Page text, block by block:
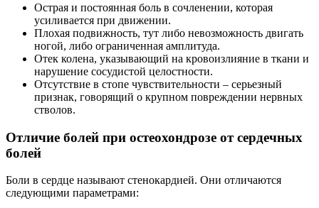
Острая и постоянная боль в сочленении, которая
усиливается при движении.
Плохая подвижность, тут либо невозможность двигать
ногой, либо ограниченная амплитуда.
Отек колена, указывающий на кровоизлияние в ткани и
нарушение сосудистой целостности.
Отсутствие в стопе чувствительности ‒ серьезный
признак, говорящий о крупном повреждении нервных
стволов.
Отличие болей при остеохондрозе от сердечных
болей
Боли в сердце называют стенокардией. Они отличаются
следующими параметрами: